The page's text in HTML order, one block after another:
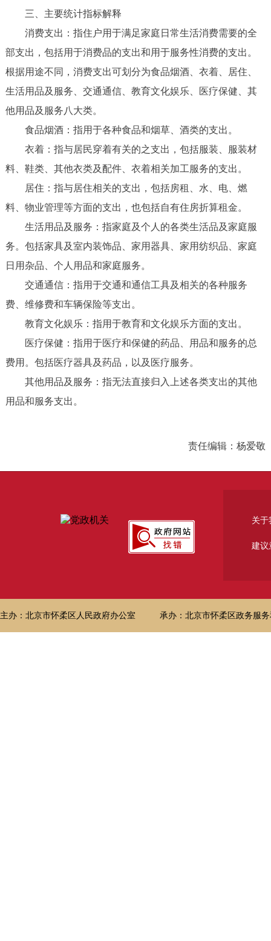
三、主要统计指标解释
消费支出：指住户用于满足家庭日常生活消费需要的全
部支出，包括用于消费品的支出和用于服务性消费的支出。
根据用途不同，消费支出可划分为食品烟酒、衣着、居住、
生活用品及服务、交通通信、教育文化娱乐、医疗保健、其
他用品及服务八大类。
食品烟酒：指用于各种食品和烟草、酒类的支出。
衣着：指与居民穿着有关的之支出，包括服装、服装材
料、鞋类、其他衣类及配件、衣着相关加工服务的支出。
居住：指与居住相关的支出，包括房租、水、电、燃
料、物业管理等方面的支出，也包括自有住房折算租金。
生活用品及服务：指家庭及个人的各类生活品及家庭服
务。包括家具及室内装饰品、家用器具、家用纺织品、家庭
日用杂品、个人用品和家庭服务。
交通通信：指用于交通和通信工具及相关的各种服务
费、维修费和车辆保险等支出。
教育文化娱乐：指用于教育和文化娱乐方面的支出。
医疗保健：指用于医疗和保健的药品、用品和服务的总
费用。包括医疗器具及药品，以及医疗服务。
其他用品及服务：指无法直接归入上述各类支出的其他
用品和服务支出。
责任编辑：杨爱敬
关于
建议
主办：北京市怀柔区人民政府办公室 承办：北京市怀柔区政务服